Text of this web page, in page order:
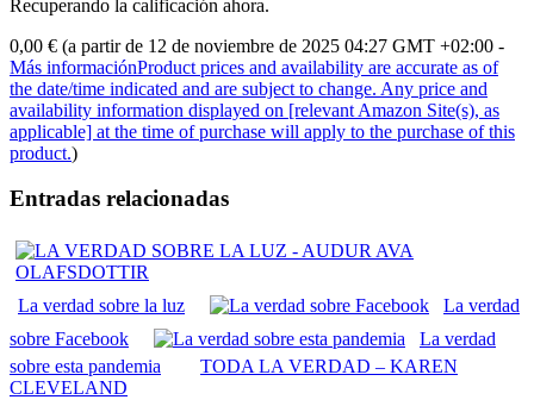
Recuperando la calificación ahora.
0,00 € (a partir de 12 de noviembre de 2025 04:27 GMT +02:00 -
Más informaciónProduct prices and availability are accurate as of
the date/time indicated and are subject to change. Any price and
availability information displayed on [relevant Amazon Site(s), as
applicable] at the time of purchase will apply to the purchase of this
product.)
Entradas relacionadas
La verdad sobre la luz
La verdad
sobre Facebook
La verdad
sobre esta pandemia
TODA LA VERDAD – KAREN
CLEVELAND